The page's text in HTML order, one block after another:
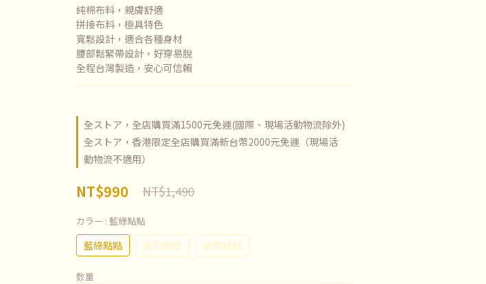
純棉布料，親膚舒適
拼接布料，極具特色
寬鬆設計，適合各種身材
腰部鬆緊帶設計，好穿易脫
全程台灣製造，安心可信賴
全ストア，全店購買滿1500元免運(國際、現場活動物流除外)
全ストア，香港限定全店購買滿新台幣2000元免運（現場活
動物流不適用）
NT$990 NT$1,490
カラー : 藍綠點點
藍綠點點 皇冠點點 擁抱點點
数量